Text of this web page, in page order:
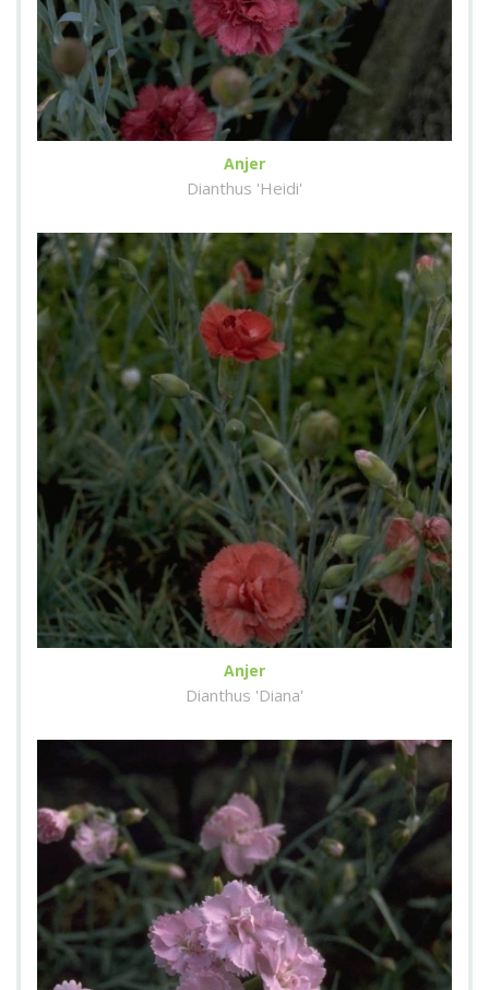
Anjer
Dianthus 'Heidi'
Anjer
Dianthus 'Diana'